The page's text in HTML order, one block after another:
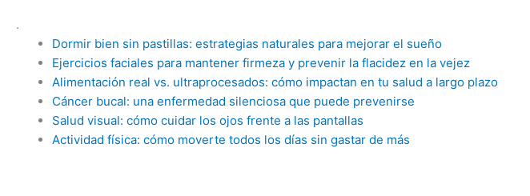
.
Dormir bien sin pastillas: estrategias naturales para mejorar el sueño
Ejercicios faciales para mantener firmeza y prevenir la flacidez en la vejez
Alimentación real vs. ultraprocesados: cómo impactan en tu salud a largo plazo
Cáncer bucal: una enfermedad silenciosa que puede prevenirse
Salud visual: cómo cuidar los ojos frente a las pantallas
Actividad física: cómo moverte todos los días sin gastar de más